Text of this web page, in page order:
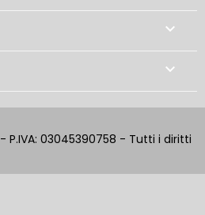


- P.IVA: 03045390758 - Tutti i diritti